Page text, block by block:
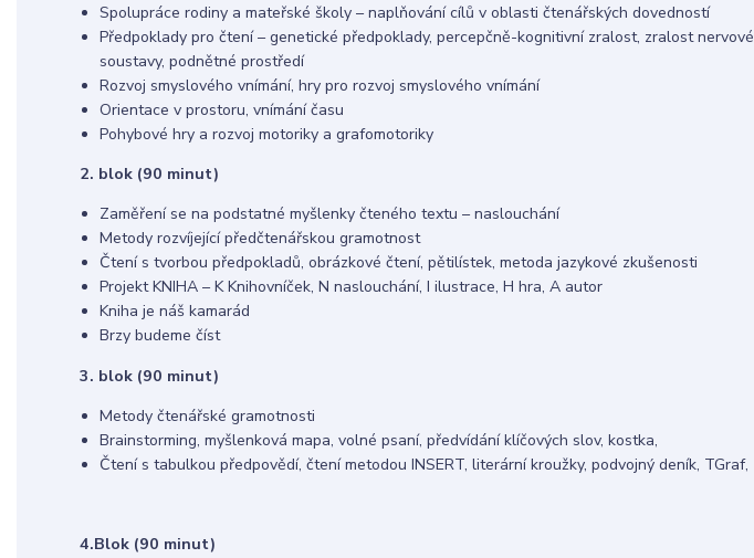
Spolupráce rodiny a mateřské školy – naplňování cílů v oblasti čtenářských dovedností
Předpoklady pro čtení – genetické předpoklady, percepčně-kognitivní zralost, zralost nervové
soustavy, podnětné prostředí
Rozvoj smyslového vnímání, hry pro rozvoj smyslového vnímání
Orientace v prostoru, vnímání času
Pohybové hry a rozvoj motoriky a grafomotoriky
2. blok (90 minut)
Zaměření se na podstatné myšlenky čteného textu – naslouchání
Metody rozvíjející předčtenářskou gramotnost
Čtení s tvorbou předpokladů, obrázkové čtení, pětilístek, metoda jazykové zkušenosti
Projekt KNIHA – K Knihovníček, N naslouchání, I ilustrace, H hra, A autor
Kniha je náš kamarád
Brzy budeme číst
3. blok (90 minut)
Metody čtenářské gramotnosti
Brainstorming, myšlenková mapa, volné psaní, předvídání klíčových slov, kostka,
Čtení s tabulkou předpovědí, čtení metodou INSERT, literární kroužky, podvojný deník, TGraf,
4.Blok (90 minut)